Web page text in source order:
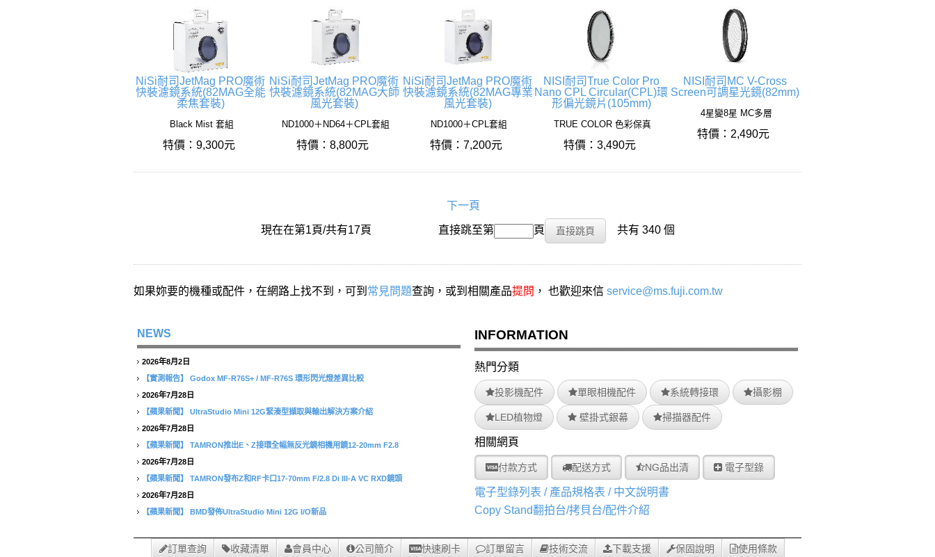
NiSi耐司JetMag PRO魔術
快裝濾鏡系統(82MAG全能
柔焦套裝)
Black Mist 套組
特價：9,300元
NiSi耐司JetMag PRO魔術
快裝濾鏡系統(82MAG大師
風光套裝)
ND1000＋ND64＋CPL套組
特價：8,800元
NiSi耐司JetMag PRO魔術
快裝濾鏡系統(82MAG專業
風光套裝)
ND1000＋CPL套組
特價：7,200元
NISI耐司True Color Pro
Nano CPL Circular(CPL)環
形偏光鏡片(105mm)
TRUE COLOR 色彩保真
特價：3,490元
NISI耐司MC V-Cross
Screen可調星光鏡(82mm)
4星變8星 MC多層
特價：2,490元
下一頁
現在在第1頁/共有17頁 直接跳至第 頁 共有 340 個
如果妳要的機種或配件，在網路上找不到，可到 常見問題查詢，或到相關產品提問 ， 也歡迎來信 service@ms.fuji.com.tw
NEWS
2026年8月2日
【實測報告】
Godox MF-R76S+ / MF-R76S 環形閃光燈差異比較
2026年7月28日
【蘋果新聞】
UltraStudio Mini 12G緊湊型擷取與輸出解決方案介紹
2026年7月28日
【蘋果新聞】
TAMRON推出E、Z接環全幅無反光鏡相機用鏡12-20mm F2.8
2026年7月28日
【蘋果新聞】
TAMRON發布Z和RF卡口17-70mm F/2.8 Di III-A VC RXD鏡頭
2026年7月28日
【蘋果新聞】
BMD發佈UltraStudio Mini 12G I/O新品
INFORMATION
熱門分類
投影機配件 單眼相機配件 系統轉接環 攝影棚
LED植物燈 壁掛式銀幕 掃描器配件
相關網頁
付款方式 配送方式 NG品出清 電子型錄
電子型錄列表 / 產品規格表 / 中文說明書
Copy Stand翻拍台/拷貝台/配件介紹
訂單查詢 收藏清單 會員中心 公司簡介 快速刷卡 訂單留言 技術交流 下載支援 保固說明 使用條款